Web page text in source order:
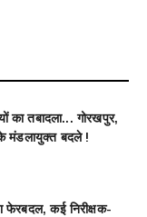
का तबादला... गोरखपुर,
मंडलायुक्त बदले !
कई निरीक्षक-